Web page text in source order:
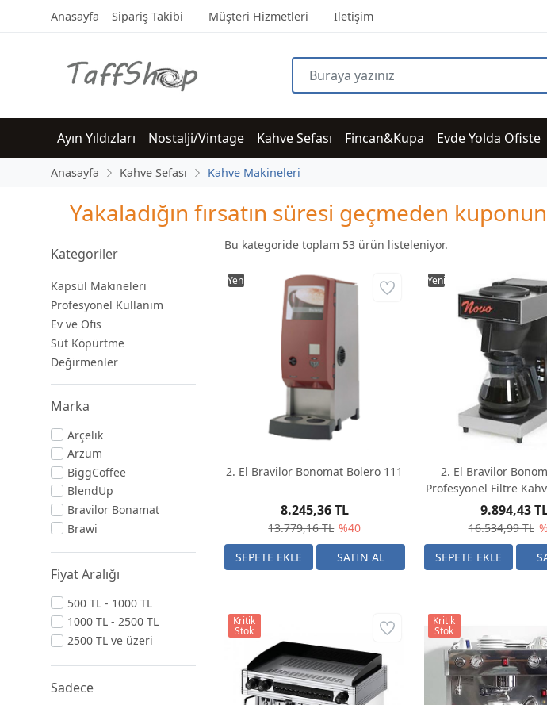
Anasayfa Sipariş Takibi Müşteri Hizmetleri İletişim
Ayın Yıldızları Nostalji/Vintage Kahve Sefası Fincan&Kupa Evde Yolda Ofiste
Anasayfa Kahve Sefası Kahve Makineleri
Yakaladığın fırsatın süresi geçmeden
Kategoriler
Kapsül Makineleri
Profesyonel Kullanım
Ev ve Ofis
Süt Köpürtme
Değirmenler
Marka
Arçelik
Arzum
BiggCoffee
BlendUp
Bravilor Bonamat
Brawi
G.A.T.
GoÇiTa
La Cimbali
Saeco
Fiyat Aralığı
500 TL - 1000 TL
1000 TL - 2500 TL
2500 TL ve üzeri
Sadece
Bu kategoride toplam 53 ürün listeleniyor.
2. El Bravilor Bonomat Bolero 111
13.779,16 TL %40
8.245,36 TL
Yeni
2. El Bravilor
Profesyonel Filtre
16.534,99 TL
9.894,43
Yeni
Kritik
Stok
Kritik
Stok